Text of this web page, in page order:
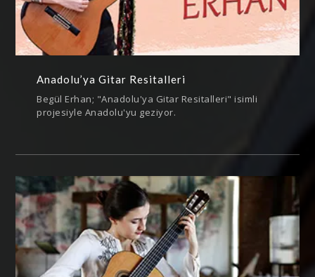
Anadolu’ya Gitar Resitalleri
Begül Erhan; "Anadolu'ya Gitar Resitalleri" isimli
projesiyle Anadolu'yu geziyor.